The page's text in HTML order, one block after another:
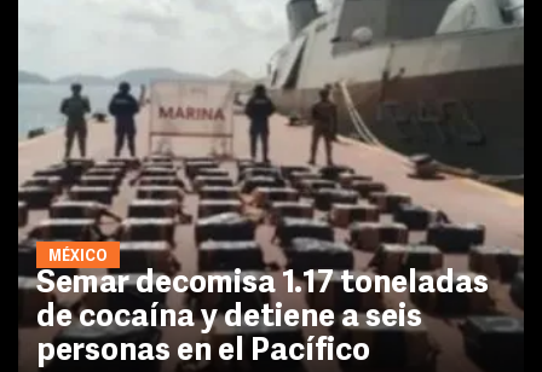
MÉXICO
Semar decomisa 1.17 toneladas
de cocaína y detiene a seis
personas en el Pacífico